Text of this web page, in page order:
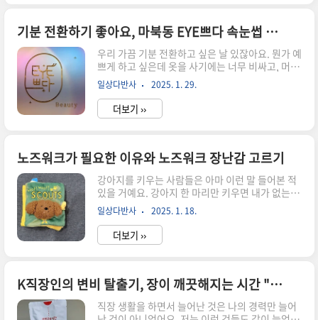
근로자 휴가지원사업은 말 그대로 '근로자'에게 '휴
가'를 '지원하는 사업'이에요. 직장 내 자유로운 휴
가 문화 조성과 국내여행 활성화를 위해 정부와 기
업이 함께 근로자의 국내여행 경비(휴가비)를 지원
하는 사업입니다. 이 제도는 프랑스의 "체크바캉스
제도"를 벤치마킹한 사업이라고 하고, 2018년도
부터 꾸준히 이루어지고 있는 제도래요...
기분 전환하기 좋아요, 마북동 EYE쁘다 속눈썹 연장 후기
우리 가끔 기분 전환하고 싶은 날 있잖아요. 뭔가 예
쁘게 하고 싶은데 옷을 사기에는 너무 비싸고, 머리
하기에는 변화가 너무 크고, 네일아트 받기에는 마
땅히 마음에 드는 디자인이 없어서 애매할 때, 그런
날에는 속눈썹 연장이 최고인 것 같아요. 작년 연말
모임도 많고 여행도 가게 되어서 겸사겸사 속눈썹
조건 여기다! 하고 단골 예약한 곳이 있어서 포스팅
남겨놓으려고 해요. 마북동 EYE쁘다여기는 용인
기흥구에 있는 속눈썹 전문 샵이에요. 저는 속눈썹
이 짧은 편이라 속눈썹 펌은 별로 효과가 없어서 주
로 속눈썹 연장을 좋아하는데, 최근 1년동안 마땅
한 곳을 찾지 못해서 계속 여기저기 옮겨다녔어요.
네이버 후기가 엄..
일상다반사 2025. 1. 29.
더보기 ››
노즈워크가 필요한 이유와 노즈워크 장난감 고르기
강아지를 키우는 사람들은 아마 이런 말 들어본 적
있을 거예요. 강아지 한 마리만 키우면 내가 없는 시
간 동안 혼자서 너무 외로울 것 같아서 한 마리를 더
데려오면, (둘이서 같이 놀면서 즐겁게 있는 것이
아니라) 나를 기다리는 외로운 강아지 두 마리가 있
을 뿐이라는 이야기.저 역시도 서로 재미있게 장난
구요. 가족들이 출근하자마자 그때부터 강아지들
의 시간은 기다림의 연속이었어요.그렇다면 강아
지의 혼자 있는 시간이 긴 기다림이 아니라 혼자서
일상다반사 2025. 1. 18.
더보기 ››
K직장인의 변비 탈출기, 장이 깨끗해지는 시간 "클린24시간" 내돈내산 후기
직장 생활을 하면서 늘어난 것은 나의 경력만 늘어